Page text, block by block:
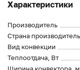
Характеристики
Производитель
Страна производитель
Вид конвекции
Теплоотдача, Вт